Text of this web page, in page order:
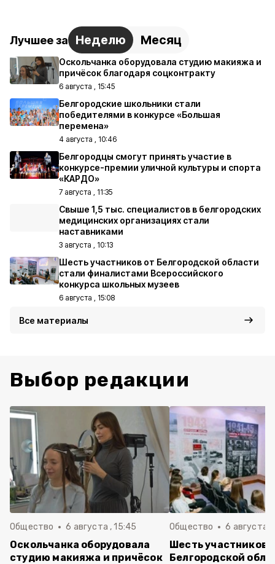
Лучшее за Неделю Месяц
Оскольчанка оборудовала студию макияжа и
причёсок благодаря соцконтракту
6 августа , 15:45
Белгородские школьники стали
победителями в конкурсе «Большая
перемена»
4 августа , 10:46
Белгородцы смогут принять участие в
конкурсе-премии уличной культуры и спорта
«КАРДО»
7 августа , 11:35
Свыше 1,5 тыс. специалистов в белгородских
медицинских организациях стали
наставниками
3 августа , 10:13
Шесть участников от Белгородской области
стали финалистами Всероссийского
конкурса школьных музеев
6 августа , 15:08
Все материалы
Выбор редакции
Общество 6 августа , 15:45
Оскольчанка оборудовала
студию макияжа и причёсок
Общество 6 августа ,
Шесть участников
Белгородской